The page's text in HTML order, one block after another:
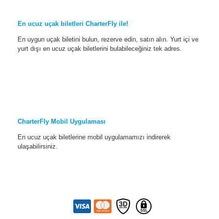
En ucuz uçak biletleri CharterFly ile!
En uygun uçak biletini bulun, rezerve edin, satın alın. Yurt içi ve
yurt dışı en ucuz uçak biletlerini bulabileceğiniz tek adres.
CharterFly Mobil Uygulaması
En ucuz uçak biletlerine mobil uygulamamızı indirerek
ulaşabilirsiniz.